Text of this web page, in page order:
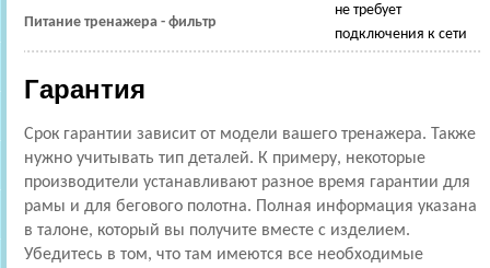
Питание тренажера - фильтр
не требует
подключения к сети
Гарантия
Срок гарантии зависит от модели вашего тренажера. Также
нужно учитывать тип деталей. К примеру, некоторые
производители устанавливают разное время гарантии для
рамы и для бегового полотна. Полная информация указана
в талоне, который вы получите вместе с изделием.
Убедитесь в том, что там имеются все необходимые